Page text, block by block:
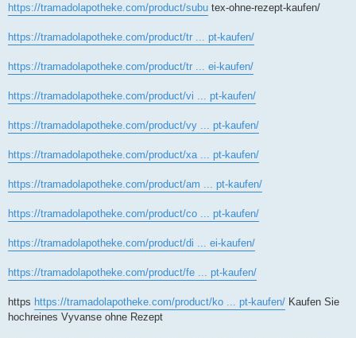
https://tramadolapotheke.com/product/subu tex-ohne-rezept-kaufen/
https://tramadolapotheke.com/product/tr ... pt-kaufen/
https://tramadolapotheke.com/product/tr ... ei-kaufen/
https://tramadolapotheke.com/product/vi ... pt-kaufen/
https://tramadolapotheke.com/product/vy ... pt-kaufen/
https://tramadolapotheke.com/product/xa ... pt-kaufen/
https://tramadolapotheke.com/product/am ... pt-kaufen/
https://tramadolapotheke.com/product/co ... pt-kaufen/
https://tramadolapotheke.com/product/di ... ei-kaufen/
https://tramadolapotheke.com/product/fe ... pt-kaufen/
https https://tramadolapotheke.com/product/ko ... pt-kaufen/ Kaufen Sie
hochreines Vyvanse ohne Rezept